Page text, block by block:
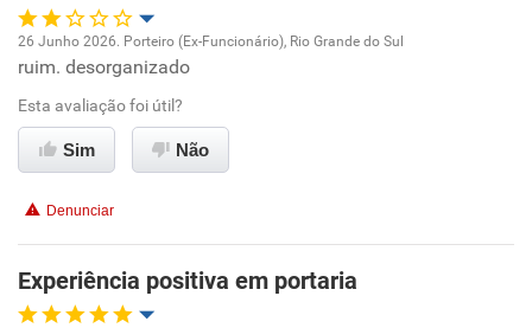
Recomenda esta empresa
Recomenda a diretoria
Oportunidade de promoção
Ambiente de trabalho
Benefícios
Não recomenda esta empresa
26 Junho 2026. Porteiro (Ex-Funcionário), Rio Grande do Sul
ruim. desorganizado
Esta avaliação foi útil?
Sim Não
Denunciar
Experiência positiva em portaria